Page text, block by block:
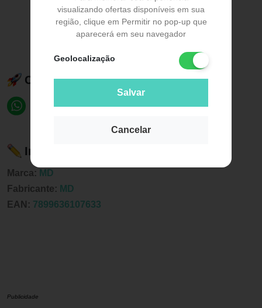
visualizando ofertas disponíveis em sua
região, clique em Permitir no pop-up que
aparecerá em seu navegador
Geolocalização
Salvar
Cancelar
Compartilhe esse produto:
Informações sobre o produto
Marca: MD
Fabricante: MD
EAN: 7899636107633
Publicidade